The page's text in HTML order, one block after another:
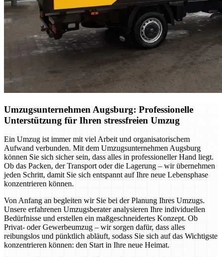
Umzugsunternehmen Augsburg: Professionelle
Unterstützung für Ihren stressfreien Umzug
Ein Umzug ist immer mit viel Arbeit und organisatorischem
Aufwand verbunden. Mit dem Umzugsunternehmen Augsburg
können Sie sich sicher sein, dass alles in professioneller Hand liegt.
Ob das Packen, der Transport oder die Lagerung – wir übernehmen
jeden Schritt, damit Sie sich entspannt auf Ihre neue Lebensphase
konzentrieren können.
Von Anfang an begleiten wir Sie bei der Planung Ihres Umzugs.
Unsere erfahrenen Umzugsberater analysieren Ihre individuellen
Bedürfnisse und erstellen ein maßgeschneidertes Konzept. Ob
Privat- oder Gewerbeumzug – wir sorgen dafür, dass alles
reibungslos und pünktlich abläuft, sodass Sie sich auf das Wichtigste
konzentrieren können: den Start in Ihre neue Heimat.